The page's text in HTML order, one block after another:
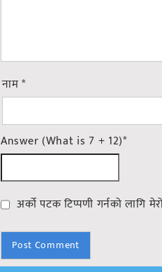
नाम*
Answer (What is 7 + 12)*
अर्को पटक टिप्पणी गर्नको लागि